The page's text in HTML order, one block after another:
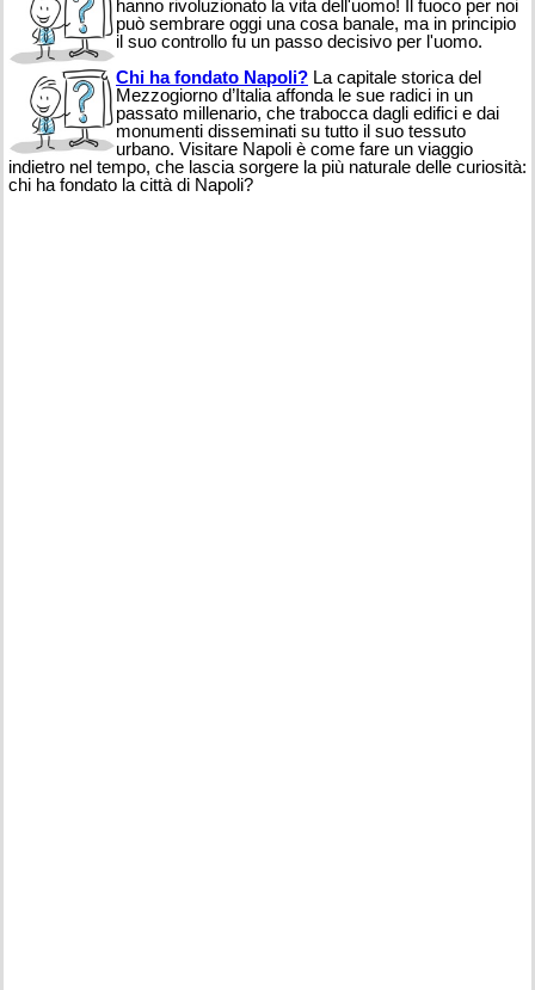
hanno rivoluzionato la vita dell'uomo! Il fuoco per noi
può sembrare oggi una cosa banale, ma in principio
il suo controllo fu un passo decisivo per l'uomo.
Chi ha fondato Napoli? La capitale storica del
Mezzogiorno d’Italia affonda le sue radici in un
passato millenario, che trabocca dagli edifici e dai
monumenti disseminati su tutto il suo tessuto
urbano. Visitare Napoli è come fare un viaggio
indietro nel tempo, che lascia sorgere la più naturale delle curiosità:
chi ha fondato la città di Napoli?